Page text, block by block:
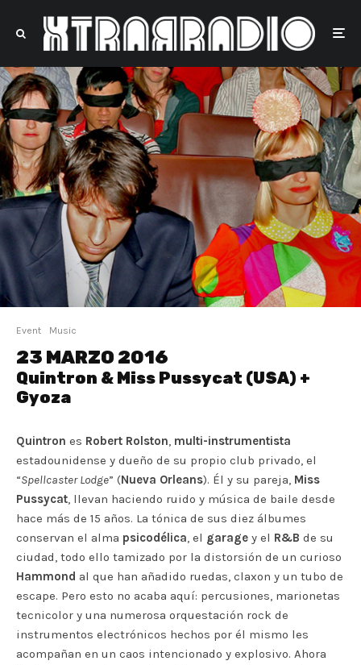
Event Music
23 MARZO 2016
Quintron & Miss Pussycat (USA) +
Gyoza
Quintron es Robert Rolston, multi-instrumentista
estadounidense y dueño de su propio club privado, el
“Spellcaster Lodge” (Nueva Orleans). Él y su pareja, Miss
Pussycat, llevan haciendo ruido y música de baile desde
hace más de 15 años. La tónica de sus diez álbumes
conservan el alma psicodélica, el garage y el R&B de su
ciudad, todo ello tamizado por la distorsión de un curioso
Hammond al que han añadido ruedas, claxon y un tubo de
escape. Pero esto no acaba aquí: percusiones, marionetas
tecnicolor y una numerosa orquestación rock de
instrumentos electrónicos hechos por él mismo les
acompañan en un caos intencionado y explosivo. Ahora